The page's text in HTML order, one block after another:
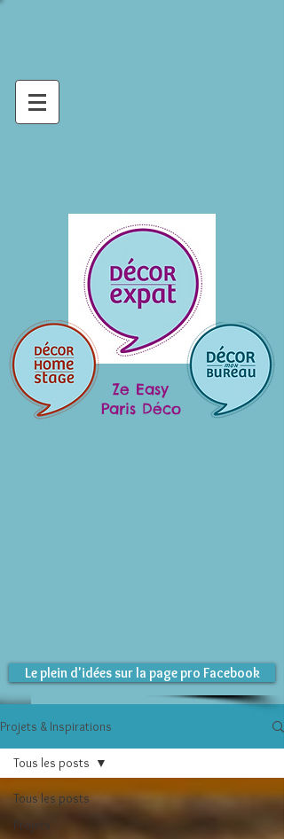
Ze Easy
Paris Déco
Le plein d'idées sur la page pro Facebook
Projets & Inspirations
Tous les posts
Projets
Tous les posts